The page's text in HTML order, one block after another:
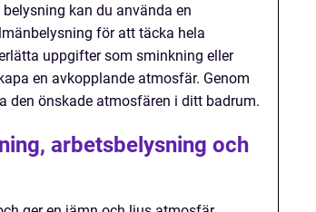
kan du använda en
för att täcka hela
uppgifter som sminkning eller
en avkopplande atmosfär. Genom
den önskade atmosfären i ditt badrum.
arbetsbelysning och